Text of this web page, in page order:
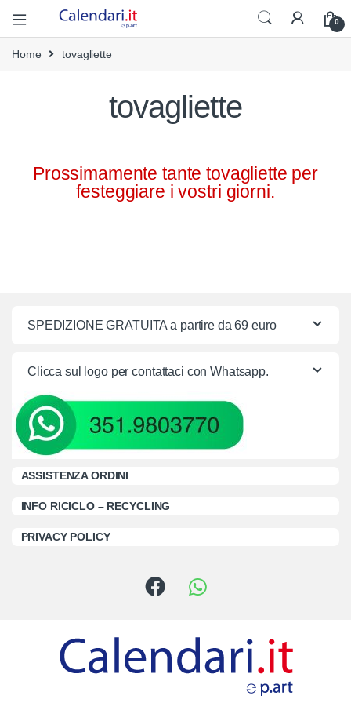
0
Home tovagliette
tovagliette
Prossimamente tante tovagliette per
festeggiare i vostri giorni.
SPEDIZIONE GRATUITA a partire da 69 euro
Clicca sul logo per contattaci con Whatsapp.
ASSISTENZA ORDINI
INFO RICICLO – RECYCLING
PRIVACY POLICY